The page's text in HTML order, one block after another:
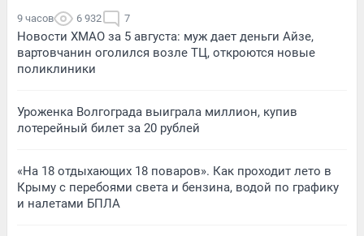
9 часов 6 932 7
Новости ХМАО за 5 августа: муж дает деньги Айзе,
вартовчанин оголился возле ТЦ, откроются новые
поликлиники
Уроженка Волгограда выиграла миллион, купив
лотерейный билет за 20 рублей
«На 18 отдыхающих 18 поваров». Как проходит лето в
Крыму с перебоями света и бензина, водой по графику
и налетами БПЛА